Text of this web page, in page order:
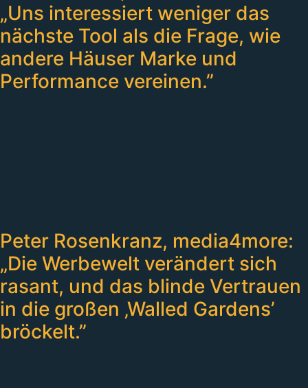
„Uns interessiert weniger das
nächste Tool als die Frage, wie
andere Häuser Marke und
Performance vereinen.”
Peter Rosenkranz, media4more:
„Die Werbewelt verändert sich
rasant, und das blinde Vertrauen
in die großen ‚Walled Gardens’
bröckelt.”